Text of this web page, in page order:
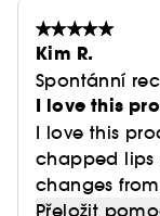
Kim R.
Spontánní
I love this
I love this
chapped lips
changes
Přeložit